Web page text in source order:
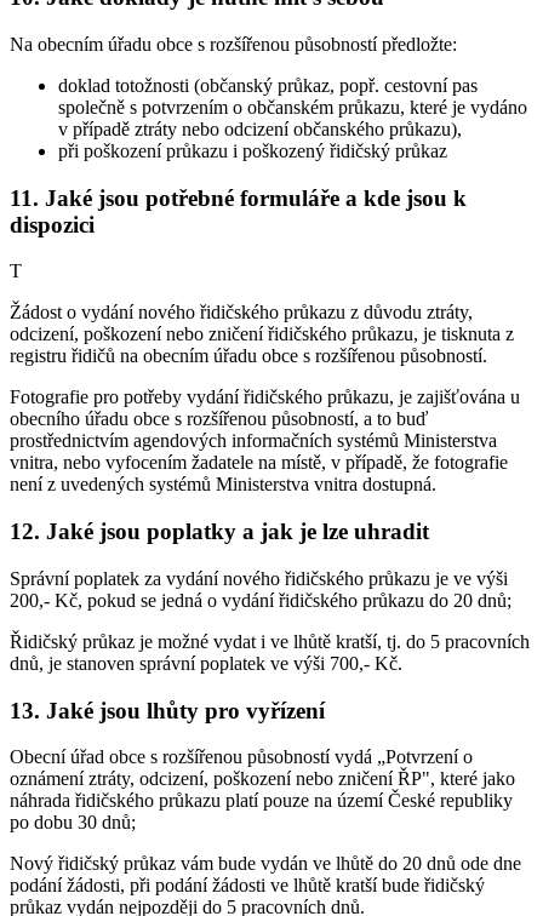
Na obecním úřadu obce s rozšířenou působností předložte:
doklad totožnosti (občanský průkaz, popř. cestovní pas
společně s potvrzením o občanském průkazu, které je vydáno
v případě ztráty nebo odcizení občanského průkazu),
při poškození průkazu i poškozený řidičský průkaz
11. Jaké jsou potřebné formuláře a kde jsou k
dispozici
T
Žádost o vydání nového řidičského průkazu z důvodu ztráty,
odcizení, poškození nebo zničení řidičského průkazu, je tisknuta z
registru řidičů na obecním úřadu obce s rozšířenou působností.
Fotografie pro potřeby vydání řidičského průkazu, je zajišťována u
obecního úřadu obce s rozšířenou působností, a to buď
prostřednictvím agendových informačních systémů Ministerstva
vnitra, nebo vyfocením žadatele na místě, v případě, že fotografie
není z uvedených systémů Ministerstva vnitra dostupná.
12. Jaké jsou poplatky a jak je lze uhradit
Správní poplatek za vydání nového řidičského průkazu je ve výši
200,- Kč, pokud se jedná o vydání řidičského průkazu do 20 dnů;
Řidičský průkaz je možné vydat i ve lhůtě kratší, tj. do 5 pracovních
dnů, je stanoven správní poplatek ve výši 700,- Kč.
13. Jaké jsou lhůty pro vyřízení
Obecní úřad obce s rozšířenou působností vydá „Potvrzení o
oznámení ztráty, odcizení, poškození nebo zničení ŘP", které jako
náhrada řidičského průkazu platí pouze na území České republiky
po dobu 30 dnů;
Nový řidičský průkaz vám bude vydán ve lhůtě do 20 dnů ode dne
podání žádosti, při podání žádosti ve lhůtě kratší bude řidičský
průkaz vydán nejpozději do 5 pracovních dnů.